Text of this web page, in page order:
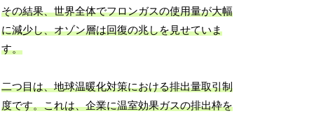
その結果、世界全体でフロンガスの使用量が大幅
に減少し、オゾン層は回復の兆しを見せていま
す。
二つ目は、地球温暖化対策における排出量取引制
度です。これは、企業に温室効果ガスの排出枠を